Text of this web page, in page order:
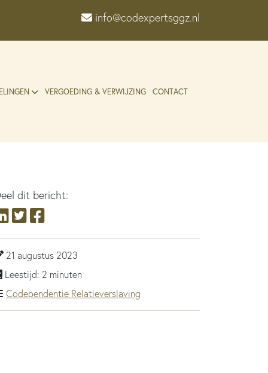
info@codexpertsggz.nl
VERGOEDING & VERWIJZING CONTACT
dit bericht:
21 augustus 2023
Leestijd: 2 minuten
Codependentie Relatieverslaving